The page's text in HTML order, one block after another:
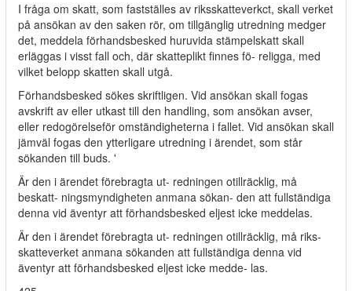
I fråga om skatt, som fastställes av riksskatteverkct, skall verket
på ansökan av den saken rör, om tillgänglig utredning medger
det, meddela förhandsbesked huruvida stämpelskatt skall
erläggas i visst fall och, där skatteplikt finnes fö- religga, med
vilket belopp skatten skall utgå.
Förhandsbesked sökes skriftligen. Vid ansökan skall fogas
avskrift av eller utkast till den handling, som ansökan avser,
eller redogörelseför omständigheterna i fallet. Vid ansökan skall
jämväl fogas den ytterligare utredning i ärendet, som står
sökanden till buds. '
Är den i ärendet förebragta ut- redningen otillräcklig, må
beskatt- ningsmyndigheten anmana sökan- den att fullständiga
denna vid äventyr att förhandsbesked eljest icke meddelas.
Är den i ärendet förebragta ut- redningen otillräcklig, må riks-
skatteverket anmana sökanden att fullständiga denna vid
äventyr att förhandsbesked eljest icke medde- las.